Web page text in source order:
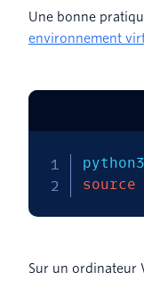
Une bonne
environnement
source
Sur un ordinateur